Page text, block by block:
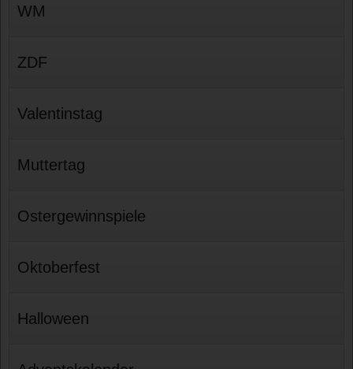
WM
ZDF
Valentinstag
Muttertag
Ostergewinnspiele
Oktoberfest
Halloween